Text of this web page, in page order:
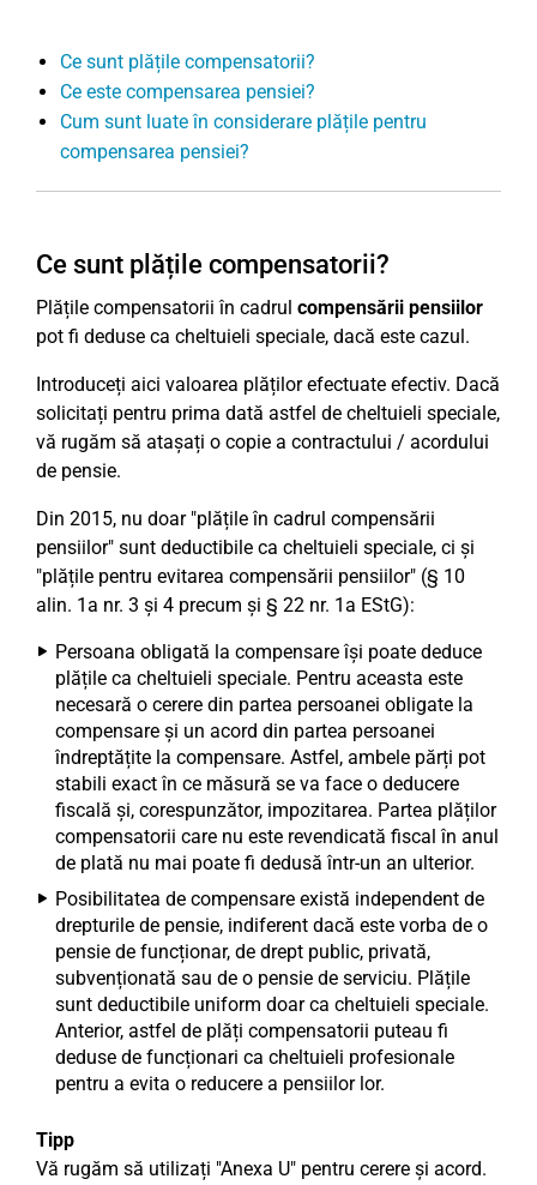
Ce sunt plățile compensatorii?
Ce este compensarea pensiei?
Cum sunt luate în considerare plățile pentru
compensarea pensiei?
Ce sunt plățile compensatorii?
Plățile compensatorii în cadrul compensării pensiilor
pot fi deduse ca cheltuieli speciale, dacă este cazul.
Introduceți aici valoarea plăților efectuate efectiv. Dacă
solicitați pentru prima dată astfel de cheltuieli speciale,
vă rugăm să atașați o copie a contractului / acordului
de pensie.
Din 2015, nu doar "plățile în cadrul compensării
pensiilor" sunt deductibile ca cheltuieli speciale, ci și
"plățile pentru evitarea compensării pensiilor" (§ 10
alin. 1a nr. 3 și 4 precum și § 22 nr. 1a EStG):
Persoana obligată la compensare își poate deduce
plățile ca cheltuieli speciale. Pentru aceasta este
necesară o cerere din partea persoanei obligate la
compensare și un acord din partea persoanei
îndreptățite la compensare. Astfel, ambele părți pot
stabili exact în ce măsură se va face o deducere
fiscală și, corespunzător, impozitarea. Partea plăților
compensatorii care nu este revendicată fiscal în anul
de plată nu mai poate fi dedusă într-un an ulterior.
Posibilitatea de compensare există independent de
drepturile de pensie, indiferent dacă este vorba de o
pensie de funcționar, de drept public, privată,
subvenționată sau de o pensie de serviciu. Plățile
sunt deductibile uniform doar ca cheltuieli speciale.
Anterior, astfel de plăți compensatorii puteau fi
deduse de funcționari ca cheltuieli profesionale
pentru a evita o reducere a pensiilor lor.
Tipp
Vă rugăm să utilizați "Anexa U" pentru cerere și acord.